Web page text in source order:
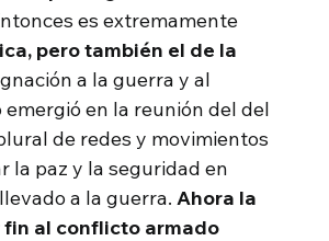
es extremamente
pero también el de la
a la guerra y al
en la reunión del del
de redes y movimientos
la paz y la seguridad en
a la guerra. Ahora la
al conflicto armado